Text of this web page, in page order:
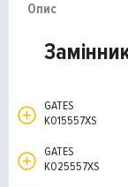
Опис
GATES
K015557XS
GATES
K025557XS